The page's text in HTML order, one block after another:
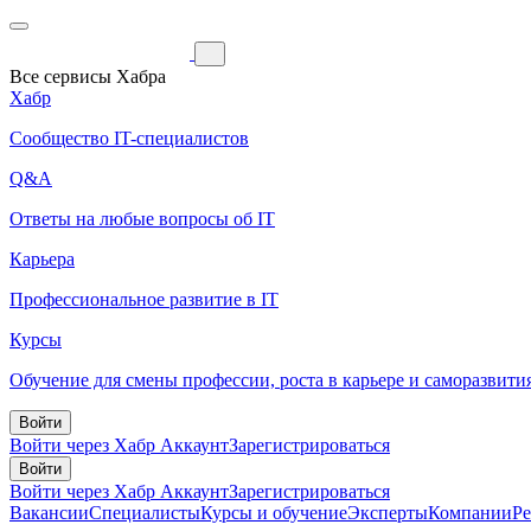
Все сервисы Хабра
Хабр
Сообщество IT-специалистов
Q&A
Ответы на любые вопросы об IT
Карьера
Профессиональное развитие в IT
Курсы
Обучение для смены профессии, роста в карьере и
Войти
Войти через Хабр АккаунтЗарегистрироваться
Войти
Войти через Хабр АккаунтЗарегистрироваться
ВакансииСпециалистыКурсы и обучениеЭкспертыКомпании